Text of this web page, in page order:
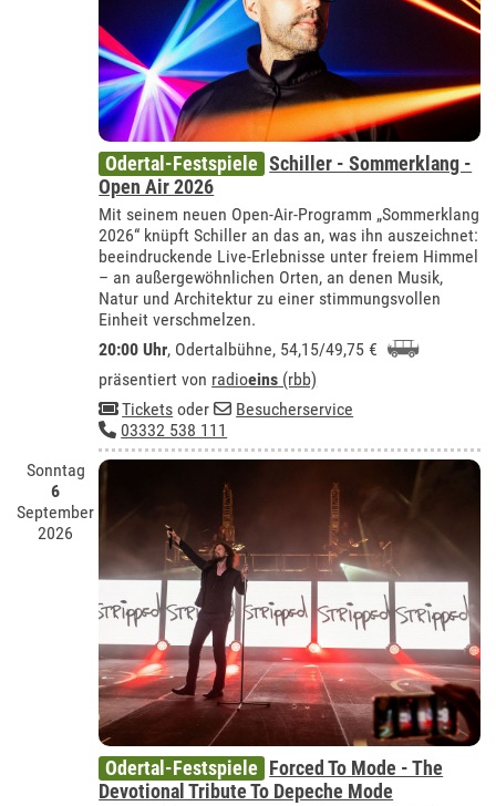
Odertal-Festspiele Schiller - Sommerklang -
Open Air 2026
Mit seinem neuen Open-Air-Programm „Sommerklang
2026“ knüpft Schiller an das an, was ihn auszeichnet:
beeindruckende Live-Erlebnisse unter freiem Himmel
– an außergewöhnlichen Orten, an denen Musik,
Natur und Architektur zu einer stimmungsvollen
Einheit verschmelzen.
20:00 Uhr, Odertalbühne, 54,15/49,75 €
präsentiert von radioeins (rbb)
Tickets oder
Besucherservice
03332 538 111
Sonntag
6
September
2026
Odertal-Festspiele Forced To Mode - The
Devotional Tribute To Depeche Mode